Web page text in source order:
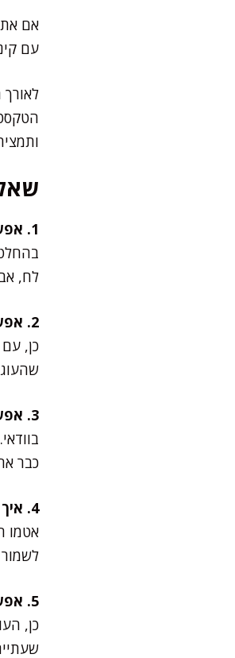
אם
עם
לאורך
1. אפשר להכין את העוגה בגרסה טבעונית?
לח,
2. אפשר להפוך את העוגה לדלת פחמימות?
כן,
3. אפשר לאפות את העוגה בתבנית עגולה במקום אינגליש קייק?
כבר אחרי
4. איך שומרים את העוגה לאורך זמן?
5. אפשר להקפיא את העוגה?
כן,